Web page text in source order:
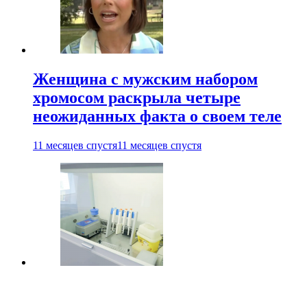
Женщина с мужским набором
хромосом раскрыла четыре
неожиданных факта о своем теле
11 месяцев спустя11 месяцев спустя